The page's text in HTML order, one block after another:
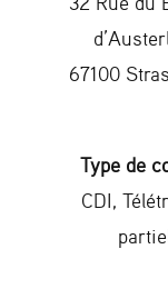
67100
Type de
CDI,